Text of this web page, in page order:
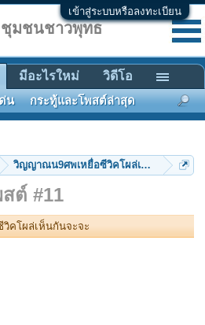
เข้าสู่ระบบหรือลงทะเบียน
วิญญาณน9ศพเหยื่อซีวิคโผล่เห็นกันจะจะ
ต์ #11
คโผล่เห็นกันจะจะ
ชุมชนชาวพุทธ
น กระทู้และโพสต์ล่าสุด
มีอะไรใหม่ วิดีโอ